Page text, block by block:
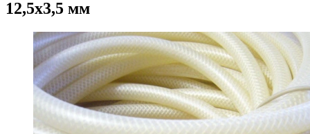
12,5х3,5 мм